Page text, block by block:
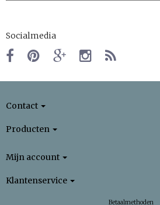
Socialmedia
Contact
Producten
Mijn account
Klantenservice
Betaalmethoden